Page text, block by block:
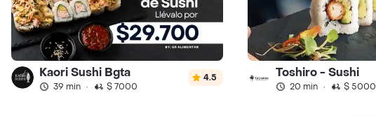
Kaori Sushi Bgta
39 min · $ 7000
4.5 Toshiro - Sushi
20 min · $ 5000